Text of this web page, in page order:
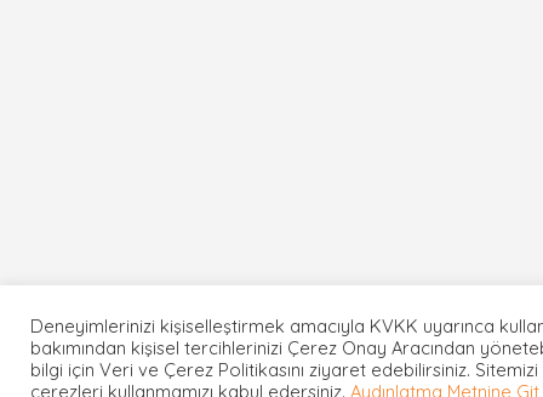
Deneyimlerinizi kişiselleştirmek amacıyla KVKK uyarınca
bakımından kişisel tercihlerinizi Çerez Onay Aracından
bilgi için Veri ve Çerez Politikasını ziyaret edebilirsiniz.
çerezleri kullanmamızı kabul edersiniz. Aydınlatma Metnine Git